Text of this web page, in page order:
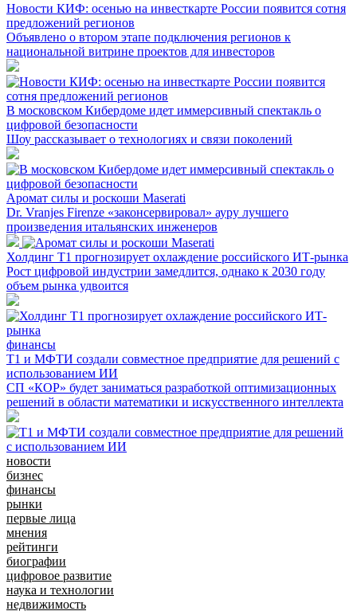
Новости КИФ: осенью на инвесткарте России появится сотня
предложений регионов
Объявлено о втором этапе подключения регионов к
национальной витрине проектов для инвесторов
В московском Кибердоме идет иммерсивный спектакль о
цифровой безопасности
Шоу рассказывает о технологиях и связи поколений
Аромат силы и роскоши Maserati
Dr. Vranjes Firenze «законсервировал» ауру лучшего
произведения итальянских инженеров
Холдинг Т1 прогнозирует охлаждение российского ИТ-рынка
Рост цифровой индустрии замедлится, однако к 2030 году
объем рынка удвоится
финансы
Т1 и МФТИ создали совместное предприятие для решений с
использованием ИИ
СП «КОР» будет заниматься разработкой оптимизационных
решений в области математики и искусственного интеллекта
новости
бизнес
финансы
рынки
первые лица
мнения
рейтинги
биографии
цифровое развитие
наука и технологии
недвижимость